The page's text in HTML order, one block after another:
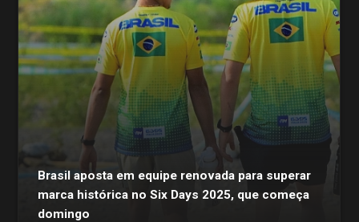
Brasil aposta em equipe renovada para superar
marca histórica no Six Days 2025, que começa
domingo